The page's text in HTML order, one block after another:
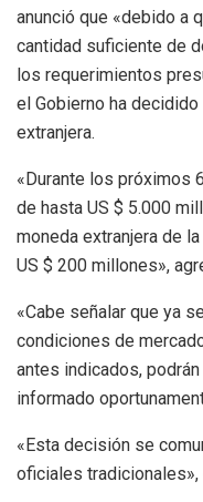
anunció que «debido a
cantidad suficiente de
los requerimientos
el Gobierno ha
extranjera.
«Durante los próximos
de hasta US $ 5.000
moneda extranjera de
US $ 200 millones»,
«Cabe señalar que ya
condiciones de
antes indicados,
informado
«Esta decisión se
oficiales tradicionales»,